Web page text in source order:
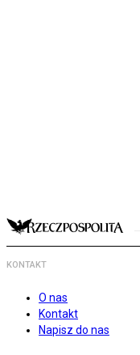
KONTAKT
O nas
Kontakt
Napisz do nas